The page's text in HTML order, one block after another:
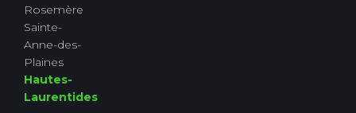
Rosemère
Sainte-
Anne-des-
Plaines
Hautes-
Laurentides